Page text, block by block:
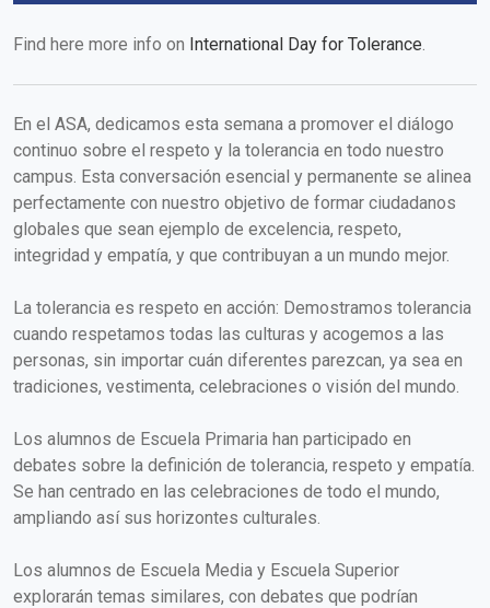
Find here more info on International Day for Tolerance
En el ASA, dedicamos esta semana a promover el diálogo
continuo sobre el respeto y la tolerancia en todo nuestro
campus. Esta conversación esencial y permanente se alinea
perfectamente con nuestro objetivo de formar ciudadanos
globales que sean ejemplo de excelencia, respeto,
integridad y empatía, y que contribuyan a un mundo mejor.
La tolerancia es respeto en acción: Demostramos tolerancia
cuando respetamos todas las culturas y acogemos a las
personas, sin importar cuán diferentes parezcan, ya sea en
tradiciones, vestimenta, celebraciones o visión del mundo.
Los alumnos de Escuela Primaria han participado en
debates sobre la definición de tolerancia, respeto y empatía.
Se han centrado en las celebraciones de todo el mundo,
ampliando así sus horizontes culturales.
Los alumnos de Escuela Media y Escuela Superior
explorarán temas similares, con debates que podrían